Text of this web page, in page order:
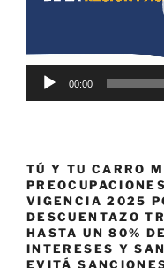
00:00
TÚ Y TU CARRO
VIGENCIA 2025
DESCUENTAZO
HASTA UN 80%
INTERESES Y
EVITÁ